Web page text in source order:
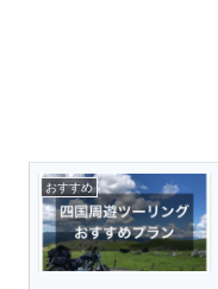
おすすめ